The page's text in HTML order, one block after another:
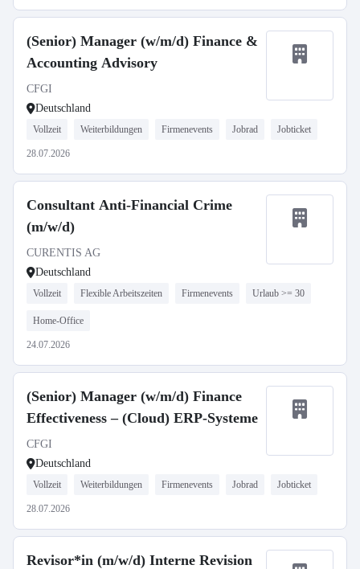
(Senior) Manager (w/m/d) Finance &
Accounting Advisory
CFGI
Deutschland
Vollzeit Weiterbildungen Firmenevents Jobrad Jobticket
28.07.2026
Consultant Anti-Financial Crime
(m/w/d)
CURENTIS AG
Deutschland
Vollzeit Flexible Arbeitszeiten Firmenevents Urlaub >= 30
Home-Office
24.07.2026
(Senior) Manager (w/m/d) Finance
Effectiveness – (Cloud) ERP-Systeme
CFGI
Deutschland
Vollzeit Weiterbildungen Firmenevents Jobrad Jobticket
28.07.2026
Revisor*in (m/w/d) Interne Revision